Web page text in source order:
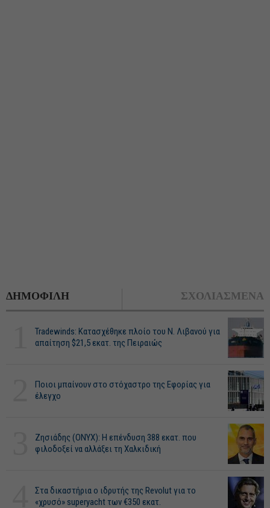
ΔΗΜΟΦΙΛΗ ΣΧΟΛΙΑΣΜΕΝΑ
Tradewinds: Κατασχέθηκε πλοίο του Ν. Λιβανού για
απαίτηση $21,5 εκατ. της Πειραιώς
Ποιοι μπαίνουν στο στόχαστρο της Εφορίας για
έλεγχο
Ζησιάδης (ONYX): Η επένδυση 388 εκατ. που
φιλοδοξεί να αλλάξει τη Χαλκιδική
Στα δικαστήρια ο ιδρυτής της Revolut για το
«χρυσό» superyacht των €350 εκατ.